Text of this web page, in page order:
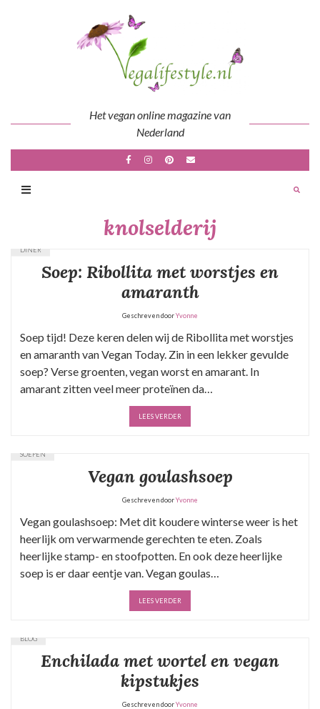
Het vegan online magazine van
Nederland
knolselderij
DINER
Soep: Ribollita met worstjes en
amaranth
Geschreven doorYvonne
Soep tijd! Deze keren delen wij de Ribollita met worstjes
en amaranth van Vegan Today. Zin in een lekker gevulde
soep? Verse groenten, vegan worst en amarant. In
amarant zitten veel meer proteïnen da…
LEES VERDER
SOEPEN
Vegan goulashsoep
Geschreven doorYvonne
Vegan goulashsoep: Met dit koudere winterse weer is het
heerlijk om verwarmende gerechten te eten. Zoals
heerlijke stamp- en stoofpotten. En ook deze heerlijke
soep is er daar eentje van. Vegan goulas…
LEES VERDER
BLOG
Enchilada met wortel en vegan
kipstukjes
Geschreven doorYvonne